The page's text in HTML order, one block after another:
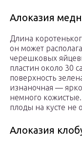
Алоказия
Длина
он может
черешковых
пластин около 30
поверхность
изнаночная ―
немного
плоды на кусте не
Алоказия